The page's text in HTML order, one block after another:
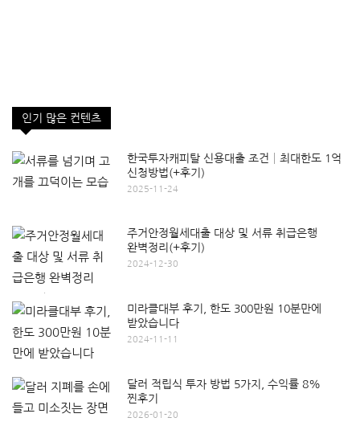
인기 많은 컨텐츠
한국투자캐피탈 신용대출 조건│최대한도 1억
신청방법(+후기)
2025-11-24
주거안정월세대출 대상 및 서류 취급은행
완벽정리(+후기)
2024-12-30
미라클대부 후기, 한도 300만원 10분만에
받았습니다
2024-11-11
달러 적립식 투자 방법 5가지, 수익률 8%
찐후기
2026-01-20